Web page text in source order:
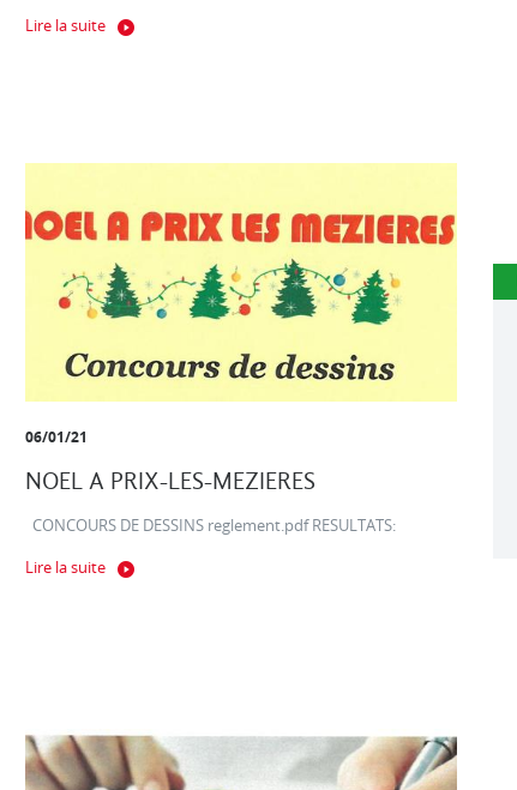
Lire la suite
06/01/21
NOEL A PRIX-LES-MEZIERES
CONCOURS DE DESSINS reglement.pdf RESULTATS:
Lire la suite